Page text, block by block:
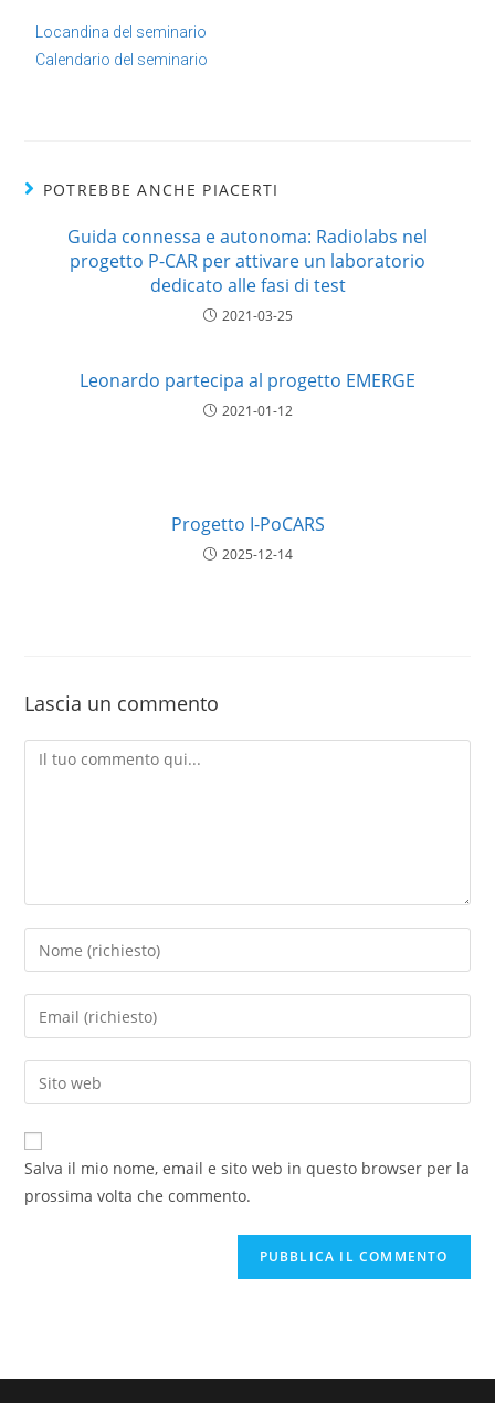
Locandina del seminario
Calendario del seminario
POTREBBE ANCHE PIACERTI
Guida connessa e autonoma: Radiolabs nel
progetto P-CAR per attivare un laboratorio
dedicato alle fasi di test
2021-03-25
Leonardo partecipa al progetto EMERGE
2021-01-12
Progetto I-PoCARS
2025-12-14
Lascia un commento
Salva il mio nome, email e sito web in questo browser per la
prossima volta che commento.